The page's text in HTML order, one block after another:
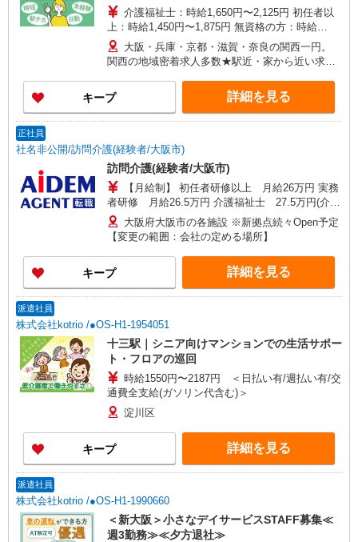
介護福祉士：時給1,650円〜2,125円 初任者以
上：時給1,450円〜1,875円 無資格の方：時給
1,350円〜1,750円 ※給与幅は勤務先による +交通
費、諸手当（勤務先による） +0円で介護資格が取
れる （別途規定） ★給与日払い制度あり！
大阪・兵庫・京都・滋賀・奈良の関西一円。
関西の地域密着求人多数★駅近・家から近い求人
キープ 詳細を見る
正社員
社名非公開/訪問介護(経験者/大阪市)
訪問介護(経験者/大阪市)
【月給制】 初任者研修以上 月給26万円 実務
者研修 月給26.5万円 介護福祉士 27.5万円(介護
福祉士資格手当含む) ※上記金額には20時間分の
固定残業代（36,000円）が含まれています。 20時
間以上残業した場合は、別途残業手当を支給しま
す。 【年収例】 3,720,000円 / 入社2年目・常勤ヘ
ルパー 4,480,000円 / 入社3年目・サービス提供責
任者 5,200,000円 / 入社3年目・管理者
大阪府大阪市の各施設 ※新拠点続々Open予定
【変更の範囲：会社の定める場所】
キープ 詳細を見る
派遣社員
株式会社kotrio /●OS-H1-1954051
十三駅｜シニア向けマンションでの生活サポー
ト・フロアの巡回
時給1550円〜2187円 ＜日払い有/週払い有/交
通費全支給(ガソリン代含む)＞
淀川区
キープ 詳細を見る
派遣社員
株式会社kotrio /●OS-H1-1990660
＜新大阪＞小さなデイサービスSTAFF募集≪
週3勤務≫≪夕方退社≫